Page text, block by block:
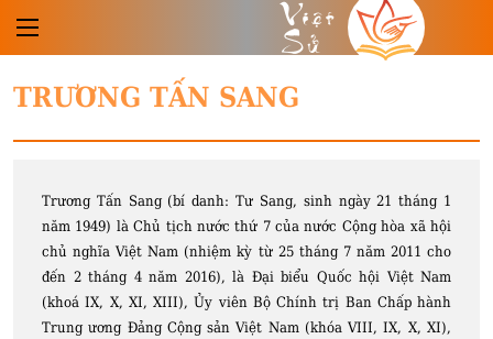
Việt
Sử
TRƯƠNG TẤN SANG
Trương Tấn Sang (bí danh: Tư Sang, sinh ngày 21 tháng 1
năm 1949) là Chủ tịch nước thứ 7 của nước Cộng hòa xã hội
chủ nghĩa Việt Nam (nhiệm kỳ từ 25 tháng 7 năm 2011 cho
đến 2 tháng 4 năm 2016), là Đại biểu Quốc hội Việt Nam
(khoá IX, X, XI, XIII), Ủy viên Bộ Chính trị Ban Chấp hành
Trung ương Đảng Cộng sản Việt Nam (khóa VIII, IX, X, XI),